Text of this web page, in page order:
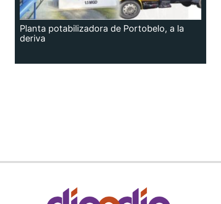
Planta potabilizadora de Portobelo, a la
deriva